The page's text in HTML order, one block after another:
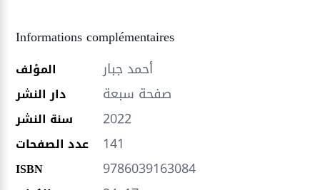
Informations complémentaires
المؤلف أحمد جبار
دار النشر صفحة سبعة
سنة النشر 2022
عدد الصفحات 141
ISBN 9786039163084